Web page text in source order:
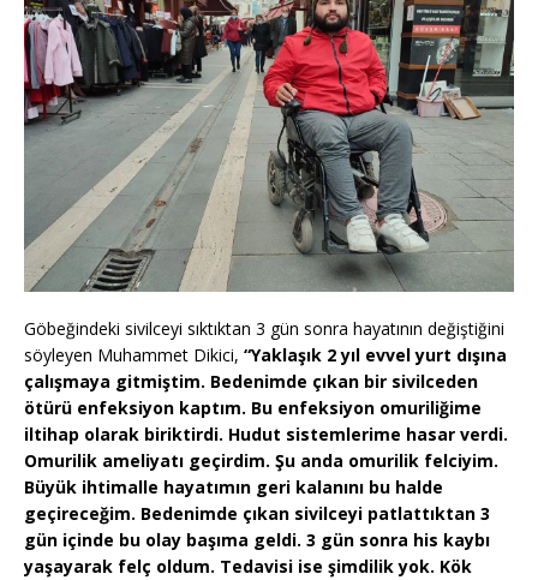
Göbeğindeki sivilceyi sıktıktan 3 gün sonra hayatının değiştiğini
söyleyen Muhammet Dikici, “Yaklaşık 2 yıl evvel yurt dışına
çalışmaya gitmiştim. Bedenimde çıkan bir sivilceden
ötürü enfeksiyon kaptım. Bu enfeksiyon omuriliğime
iltihap olarak biriktirdi. Hudut sistemlerime hasar verdi.
Omurilik ameliyatı geçirdim. Şu anda omurilik felciyim.
Büyük ihtimalle hayatımın geri kalanını bu halde
geçireceğim. Bedenimde çıkan sivilceyi patlattıktan 3
gün içinde bu olay başıma geldi. 3 gün sonra his kaybı
yaşayarak felç oldum. Tedavisi ise şimdilik yok. Kök